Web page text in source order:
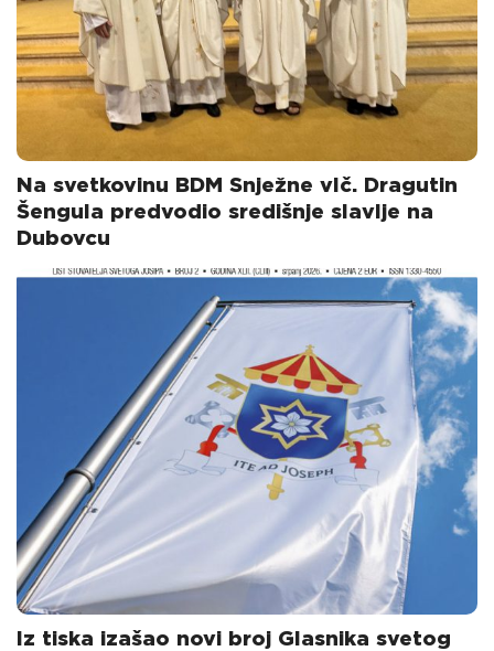
Na svetkovinu BDM Snježne vlč. Dragutin
Šengula predvodio središnje slavlje na
Dubovcu
Iz tiska izašao novi broj Glasnika svetog